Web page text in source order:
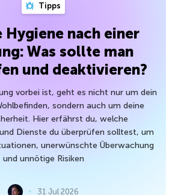
Tipps
Hygiene nach einer
Was sollte man
und deaktivieren?
vorbei ist, geht es nicht nur um dein
sondern auch um deine
Hier erfährst du, welche
Dienste du überprüfen solltest, um
unerwünschte Überwachung
und unnötige Risiken
31 Jul 2026